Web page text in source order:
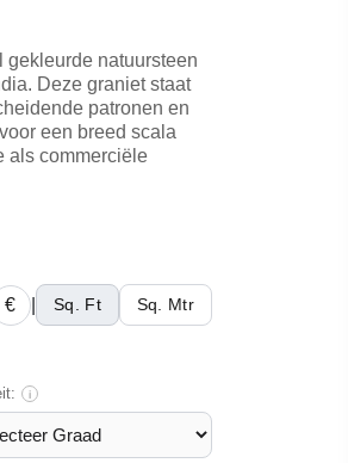
gekleurde natuursteen
Deze graniet staat
patronen en
een breed scala
als commerciële
€ Sq. Ft Sq. Mtr
i